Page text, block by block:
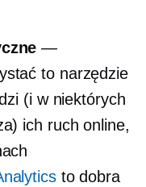
—
to narzędzie
(i w niektórych
ich ruch online,
to dobra